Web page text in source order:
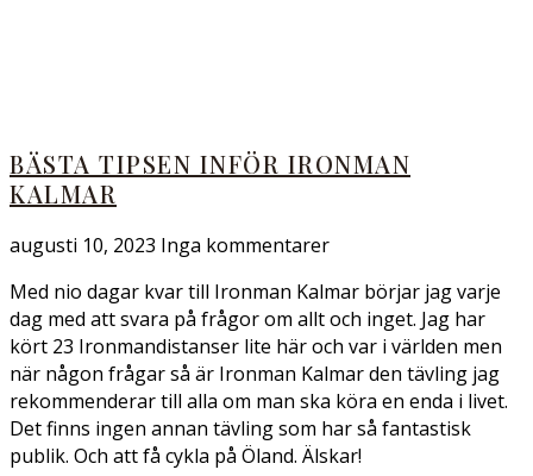
BÄSTA TIPSEN INFÖR IRONMAN
KALMAR
augusti 10, 2023 Inga kommentarer
Med nio dagar kvar till Ironman Kalmar börjar jag varje
dag med att svara på frågor om allt och inget. Jag har
kört 23 Ironmandistanser lite här och var i världen men
när någon frågar så är Ironman Kalmar den tävling jag
rekommenderar till alla om man ska köra en enda i livet.
Det finns ingen annan tävling som har så fantastisk
publik. Och att få cykla på Öland. Älskar!